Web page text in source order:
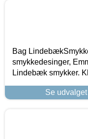
Bag
smykkedesinger,
Lindebæk smykker.
Se